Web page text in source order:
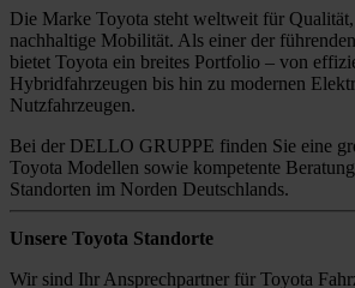
Die Marke Toyota steht weltweit für
nachhaltige Mobilität. Als einer der
bietet Toyota ein breites Portfolio – von
Hybridfahrzeugen bis hin zu modernen
Nutzfahrzeugen.
Bei der DELLO GRUPPE finden Sie eine
Toyota Modellen sowie kompetente
Standorten im Norden Deutschlands.
Unsere Toyota Standorte
Wir sind Ihr Ansprechpartner für Toyota